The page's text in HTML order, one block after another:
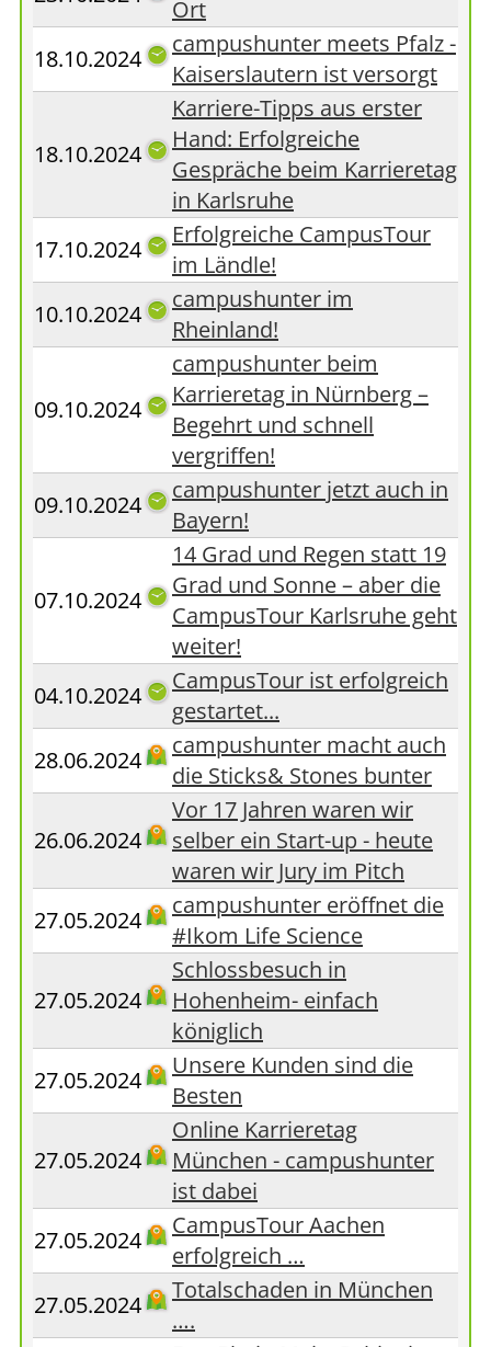
Ort
18.10.2024
campushunter meets Pfalz -
Kaiserslautern ist versorgt
18.10.2024
Karriere-Tipps aus erster
Hand: Erfolgreiche
Gespräche beim Karrieretag
in Karlsruhe
17.10.2024
Erfolgreiche CampusTour
im Ländle!
10.10.2024
campushunter im
Rheinland!
09.10.2024
campushunter beim
Karrieretag in Nürnberg –
Begehrt und schnell
vergriffen!
09.10.2024
campushunter jetzt auch in
Bayern!
07.10.2024
14 Grad und Regen statt 19
Grad und Sonne – aber die
CampusTour Karlsruhe geht
weiter!
04.10.2024
CampusTour ist erfolgreich
gestartet...
28.06.2024
campushunter macht auch
die Sticks& Stones bunter
26.06.2024
Vor 17 Jahren waren wir
selber ein Start-up - heute
waren wir Jury im Pitch
27.05.2024
campushunter eröffnet die
#Ikom Life Science
27.05.2024
Schlossbesuch in
Hohenheim- einfach
königlich
27.05.2024
Unsere Kunden sind die
Besten
27.05.2024
Online Karrieretag
München - campushunter
ist dabei
27.05.2024
CampusTour Aachen
erfolgreich …
27.05.2024
Totalschaden in München
….